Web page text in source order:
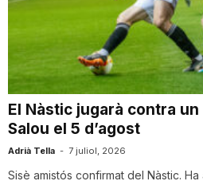
T
a
r
El Nàstic jugarà contra un
Salou el 5 d’agost
Adrià Tella - 7 juliol, 2026
Sisè amistós confirmat del Nàstic.